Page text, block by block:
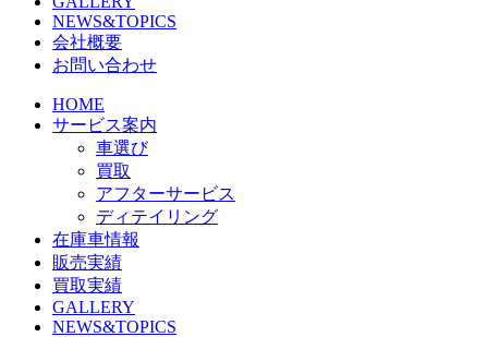
NEWS&TOPICS
会社概要
お問い合わせ
HOME
サービス案内
車選び
買取
アフターサービス
ディテイリング
在庫車情報
販売実績
買取実績
GALLERY
NEWS&TOPICS